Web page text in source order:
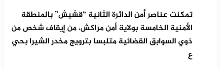
تمكنت عناصر أمن الدائرة الثانية “قشيش” بالمنطقة
الأمنية الخامسة بولاية أمن مراكش، من إيقاف شخص من
ذوي السوابق القضائية متلبسا بترويج مخدر الشيرا بحي
ع